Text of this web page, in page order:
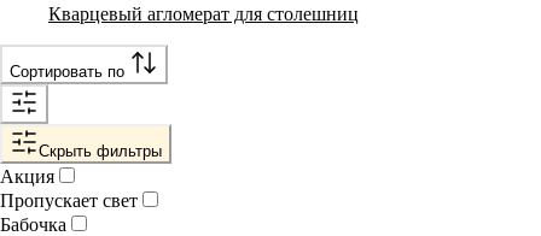
Кварцевый агломерат для столешниц
Сортировать по
Скрыть фильтры
Акция
Пропускает свет
Бабочка